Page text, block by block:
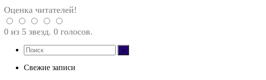
Оценка читателей!
0 из 5 звезд. 0 голосов.
Свежие записи